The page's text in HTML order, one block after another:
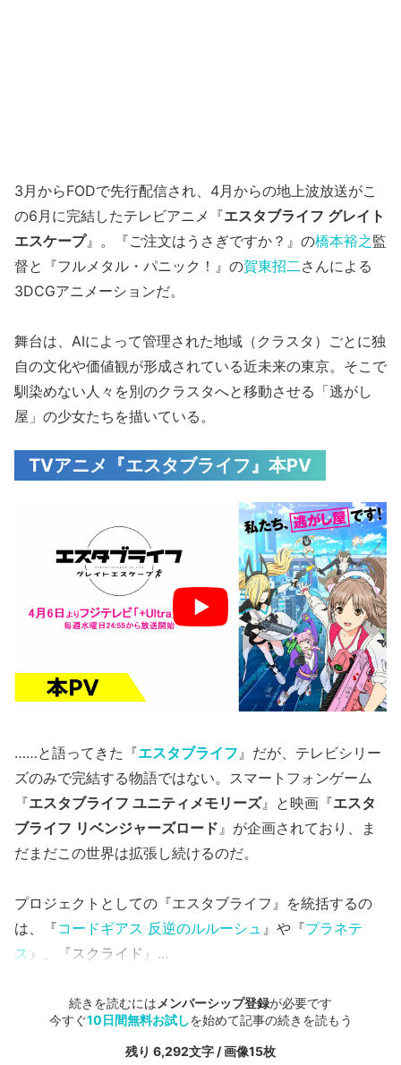
3月からFODで先行配信され、4月からの地上波放送がこ
の6月に完結したテレビアニメ『エスタブライフ グレイト
エスケープ』。『ご注文はうさぎですか？』の橋本裕之監
督と『フルメタル・パニック！』の賀東招二さんによる
3DCGアニメーションだ。
舞台は、AIによって管理された地域（クラスタ）ごとに独
自の文化や価値観が形成されている近未来の東京。そこで
馴染めない人々を別のクラスタへと移動させる「逃がし
屋」の少女たちを描いている。
TVアニメ『エスタブライフ』本PV
……と語ってきた『エスタブライフ』だが、テレビシリー
ズのみで完結する物語ではない。スマートフォンゲーム
『エスタブライフ ユニティメモリーズ』と映画『エスタ
ブライフ リベンジャーズロード』が企画されており、ま
だまだこの世界は拡張し続けるのだ。
プロジェクトとしての『エスタブライフ』を統括するの
は、『コードギアス 反逆のルルーシュ 』や『プラネテ
ス 』、『スクライド』...
続きを読むには メンバーシップ登録が必要です
今すぐ10日間無料お試しを始めて記事の続きを読もう
残り 6,292文字 / 画像15枚